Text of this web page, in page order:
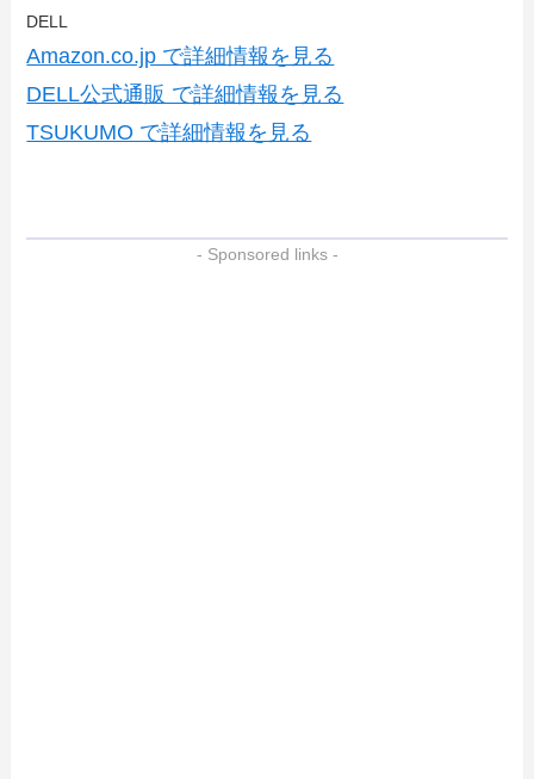
DELL
Amazon.co.jp で詳細情報を見る
DELL公式通販 で詳細情報を見る
TSUKUMO で詳細情報を見る
- Sponsored links -